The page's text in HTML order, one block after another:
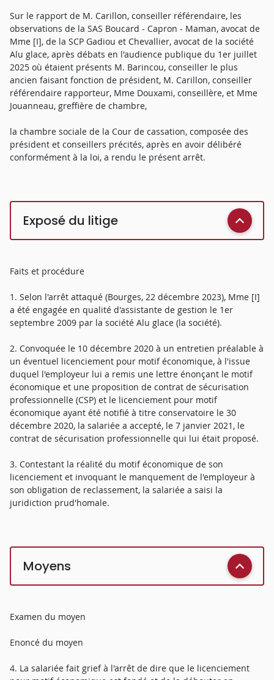
Sur le rapport de M. Carillon, conseiller référendaire, les
observations de la SAS Boucard - Capron - Maman, avocat de
Mme [I], de la SCP Gadiou et Chevallier, avocat de la société
Alu glace, après débats en l'audience publique du 1er juillet
2025 où étaient présents M. Barincou, conseiller le plus
ancien faisant fonction de président, M. Carillon, conseiller
référendaire rapporteur, Mme Douxami, conseillère, et Mme
Jouanneau, greffière de chambre,
la chambre sociale de la Cour de cassation, composée des
président et conseillers précités, après en avoir délibéré
conformément à la loi, a rendu le présent arrêt.
Exposé du litige
Faits et procédure
1. Selon l'arrêt attaqué (Bourges, 22 décembre 2023), Mme [I]
a été engagée en qualité d'assistante de gestion le 1er
septembre 2009 par la société Alu glace (la société).
2. Convoquée le 10 décembre 2020 à un entretien préalable à
un éventuel licenciement pour motif économique, à l'issue
duquel l'employeur lui a remis une lettre énonçant le motif
économique et une proposition de contrat de sécurisation
professionnelle (CSP) et le licenciement pour motif
économique ayant été notifié à titre conservatoire le 30
décembre 2020, la salariée a accepté, le 7 janvier 2021, le
contrat de sécurisation professionnelle qui lui était proposé.
3. Contestant la réalité du motif économique de son
licenciement et invoquant le manquement de l'employeur à
son obligation de reclassement, la salariée a saisi la
juridiction prud'homale.
Moyens
Examen du moyen
Enoncé du moyen
4. La salariée fait grief à l'arrêt de dire que le licenciement